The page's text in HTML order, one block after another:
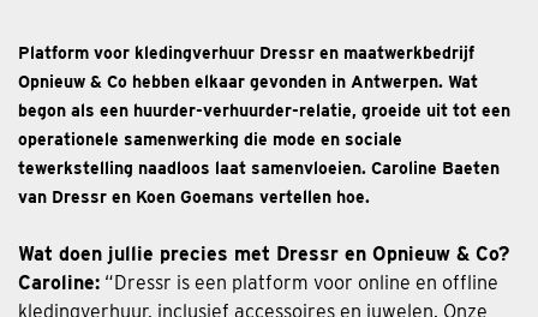
Platform voor kledingverhuur Dressr en maatwerkbedrijf
Opnieuw & Co hebben elkaar gevonden in Antwerpen. Wat
begon als een huurder-verhuurder-relatie, groeide uit tot een
operationele samenwerking die mode en sociale
tewerkstelling naadloos laat samenvloeien. Caroline Baeten
van Dressr en Koen Goemans vertellen hoe.
Wat doen jullie precies met Dressr en Opnieuw & Co?
Caroline: “Dressr is een platform voor online en offline
kledingverhuur, inclusief accessoires en juwelen. Onze